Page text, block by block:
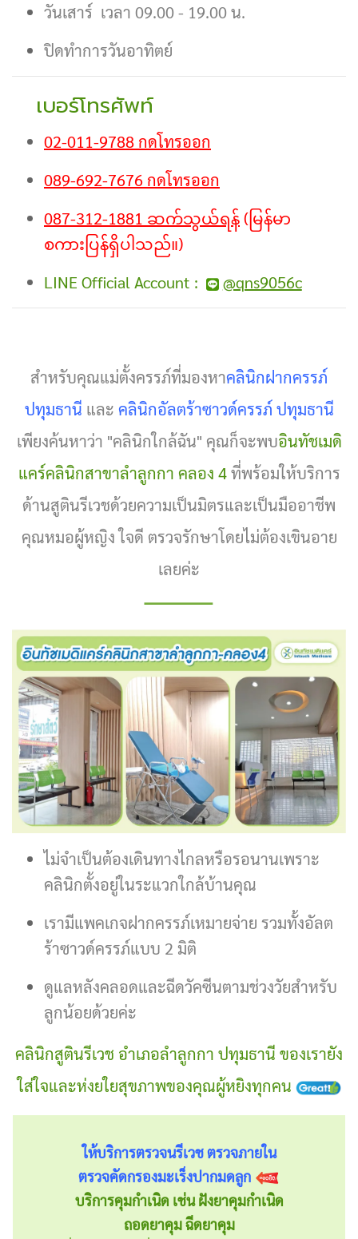
วันเสาร์ เวลา 09.00 - 19.00 น.
ปิดทำการวันอาทิตย์
เบอร์โทรศัพท์
02-011-9788 กดโทรออก
089-692-7676 กดโทรออก
087-312-1881 ဆက်သွယ်ရန်(မြန်မာ
စကားပြန်ရှိပါသည်။)
LINE Official Account :
@qns9056c
สำหรับคุณแม่ตั้งครรภ์ที่มองหาคลินิกฝากครรภ์
ปทุมธานี และ คลินิกอัลตร้าซาวด์ครรภ์ ปทุมธานี
เพียงค้นหาว่า "คลินิกใกล้ฉัน" คุณก็จะพบอินทัชเมดิ
แคร์คลินิกสาขาลำลูกกา คลอง 4ที่พร้อมให้บริการ
ด้านสูตินรีเวชด้วยความเป็นมิตรและเป็นมืออาชีพ
คุณหมอผู้หญิง ใจดี ตรวจรักษาโดยไม่ต้องเขินอาย
เลยค่ะ
ไม่จำเป็นต้องเดินทางไกลหรือรอนานเพราะ
คลินิกตั้งอยู่ในระแวกใกล้บ้านคุณ
เรามีแพคเกจฝากครรภ์เหมายจ่าย รวมทั้งอัลต
ร้าซาวด์ครรภ์แบบ 2 มิติ
ดูแลหลังคลอดและฉีดวัคซีนตามช่วงวัยสำหรับ
ลูกน้อยด้วยค่ะ
คลินิกสูตินรีเวช อำเภอลำลูกกา ปทุมธานี ของเรายัง
ใส่ใจและห่งยใยสุขภาพของคุณผู้หยิงทุกคน
ให้บริการตรวจนรีเวช ตรวจภายใน
ตรวจคัดกรองมะเร็งปากมดลูก
บริการคุมกำเนิด เช่น ฝังยาคุมกำเนิด
ถอดยาคุม ฉีดยาคุม